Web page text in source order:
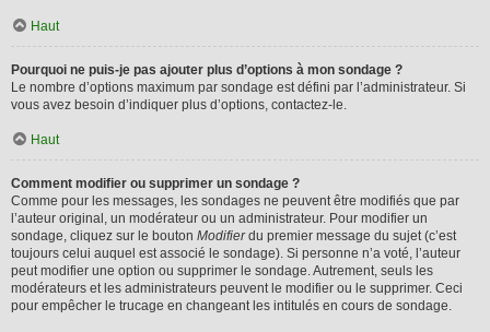
Haut
Pourquoi ne puis-je pas ajouter plus d’options à mon sondage ?
Le nombre d’options maximum par sondage est défini par l’administrateur. Si
vous avez besoin d’indiquer plus d’options, contactez-le.
Haut
Comment modifier ou supprimer un sondage ?
Comme pour les messages, les sondages ne peuvent être modifiés que par
l’auteur original, un modérateur ou un administrateur. Pour modifier un
sondage, cliquez sur le bouton Modifierdu premier message du sujet (c’est
toujours celui auquel est associé le sondage). Si personne n’a voté, l’auteur
peut modifier une option ou supprimer le sondage. Autrement, seuls les
modérateurs et les administrateurs peuvent le modifier ou le supprimer. Ceci
pour empêcher le trucage en changeant les intitulés en cours de sondage.